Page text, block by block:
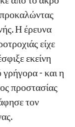
και
Φθηνός,
δεν θα
Η έρευνα
είχε
εκείνη
- και η
προστασίας
τον